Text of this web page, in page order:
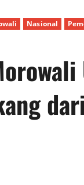
Nasional